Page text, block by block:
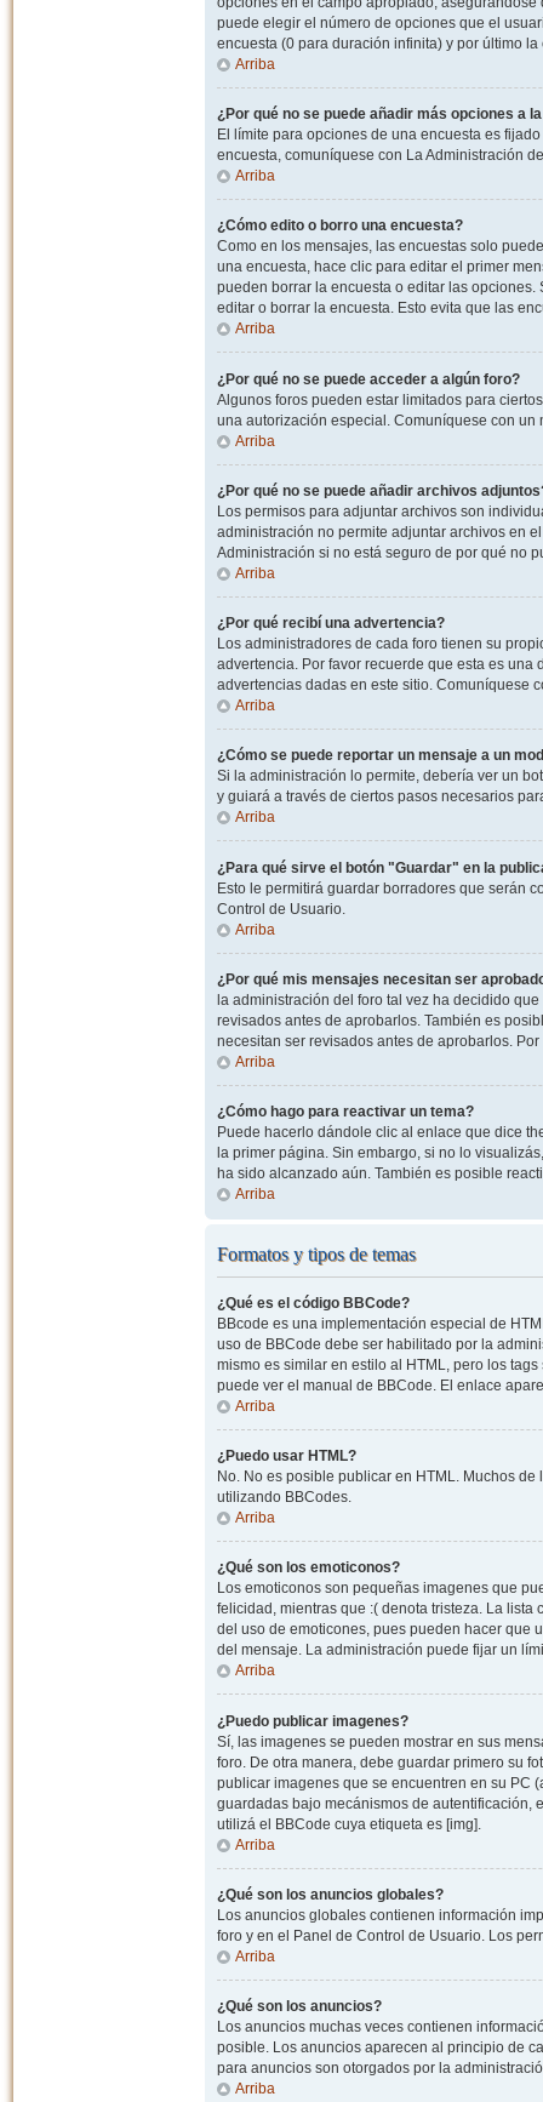
puede elegir el número de opciones que el
encuesta (0 para duración infinita) y por último
Arriba
¿Por qué no se puede añadir más opciones a
El límite para opciones de una encuesta es
encuesta, comuníquese con La Administración
Arriba
¿Cómo edito o borro una encuesta?
Como en los mensajes, las encuestas solo
una encuesta, hace clic para editar el primer
pueden borrar la encuesta o editar las
editar o borrar la encuesta. Esto evita que las
Arriba
¿Por qué no se puede acceder a algún foro?
Algunos foros pueden estar limitados para
una autorización especial. Comuníquese con
Arriba
¿Por qué no se puede añadir archivos
Los permisos para adjuntar archivos son
administración no permite adjuntar archivos en
Administración si no está seguro de por qué no
Arriba
¿Por qué recibí una advertencia?
Los administradores de cada foro tienen su
advertencia. Por favor recuerde que esta es
advertencias dadas en este sitio. Comuníquese
Arriba
¿Cómo se puede reportar un mensaje a un
Si la administración lo permite, debería ver un
y guiará a través de ciertos pasos necesarios
Arriba
¿Para qué sirve el botón "Guardar" en la
Esto le permitirá guardar borradores que serán
Control de Usuario.
Arriba
¿Por qué mis mensajes necesitan ser
la administración del foro tal vez ha decidido
revisados antes de aprobarlos. También es
necesitan ser revisados antes de aprobarlos.
Arriba
¿Cómo hago para reactivar un tema?
Puede hacerlo dándole clic al enlace que dice
la primer página. Sin embargo, si no lo
ha sido alcanzado aún. También es posible
Arriba
Formatos y tipos de temas
¿Qué es el código BBCode?
BBcode es una implementación especial de
uso de BBCode debe ser habilitado por la
mismo es similar en estilo al HTML, pero los
puede ver el manual de BBCode. El enlace
Arriba
¿Puedo usar HTML?
No. No es posible publicar en HTML. Muchos
utilizando BBCodes.
Arriba
¿Qué son los emoticonos?
Los emoticonos son pequeñas imagenes que
felicidad, mientras que :( denota tristeza. La
del uso de emoticones, pues pueden hacer que
del mensaje. La administración puede fijar un
Arriba
¿Puedo publicar imagenes?
Sí, las imagenes se pueden mostrar en sus
foro. De otra manera, debe guardar primero su
publicar imagenes que se encuentren en su PC
guardadas bajo mecánismos de autentificación,
utilizá el BBCode cuya etiqueta es [img].
Arriba
¿Qué son los anuncios globales?
Los anuncios globales contienen información
foro y en el Panel de Control de Usuario. Los
Arriba
¿Qué son los anuncios?
Los anuncios muchas veces contienen
posible. Los anuncios aparecen al principio de
para anuncios son otorgados por la
Arriba